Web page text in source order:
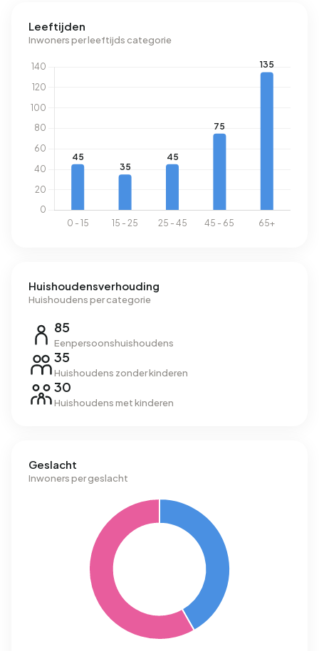
landelijke gemiddelde van 2.810 kWh. Met een jaarlijkse
verbruik van 1.020 m³ per adres ligt het aardgasverbruik
20% onder het landelijke gemiddelde van 1.280 m³.
Leeftijden
Inwoners per leeftijds categorie
Huishoudensverhouding
Huishoudens per categorie
85
Eenpersoonshuishoudens
35
Huishoudens zonder kinderen
30
Huishoudens met kinderen
Geslacht
Inwoners per geslacht